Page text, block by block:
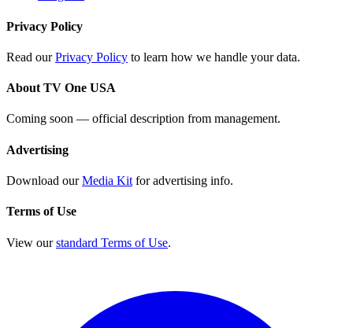
Privacy Policy
Read ourPrivacy Policy to learn how we handle your data.
About TV One USA
Coming soon — official description from management.
Advertising
Download ourMedia Kit for advertising info.
Terms of Use
View ourstandard Terms of Use.